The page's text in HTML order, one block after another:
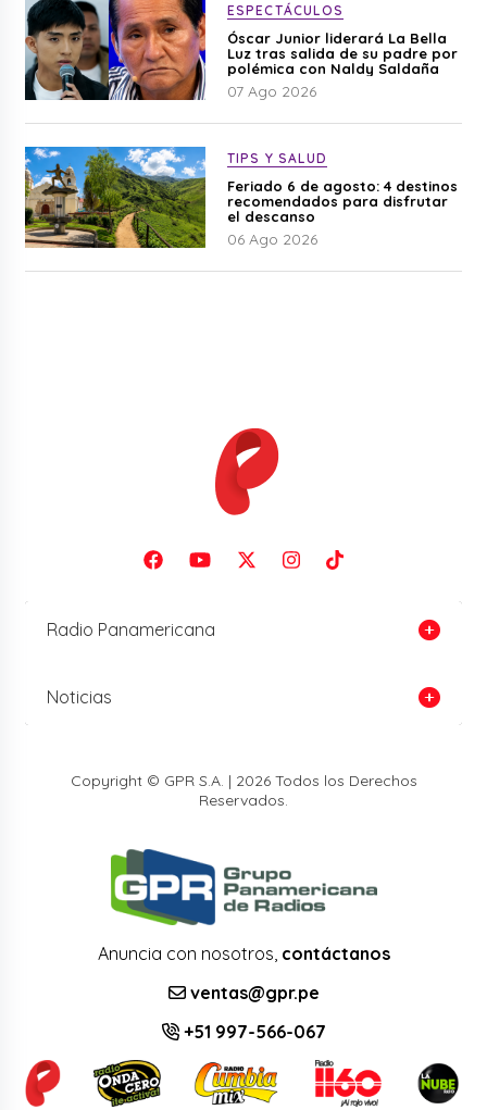
ESPECTÁCULOS
Óscar Junior liderará La Bella
Luz tras salida de su padre por
polémica con Naldy Saldaña
07 Ago 2026
TIPS Y SALUD
Feriado 6 de agosto: 4 destinos
recomendados para disfrutar
el descanso
06 Ago 2026
Radio Panamericana
Noticias
Copyright © GPR S.A. | 2026 Todos los Derechos
Reservados.
Anuncia con nosotros, contáctanos
ventas@gpr.pe
+51 997-566-067